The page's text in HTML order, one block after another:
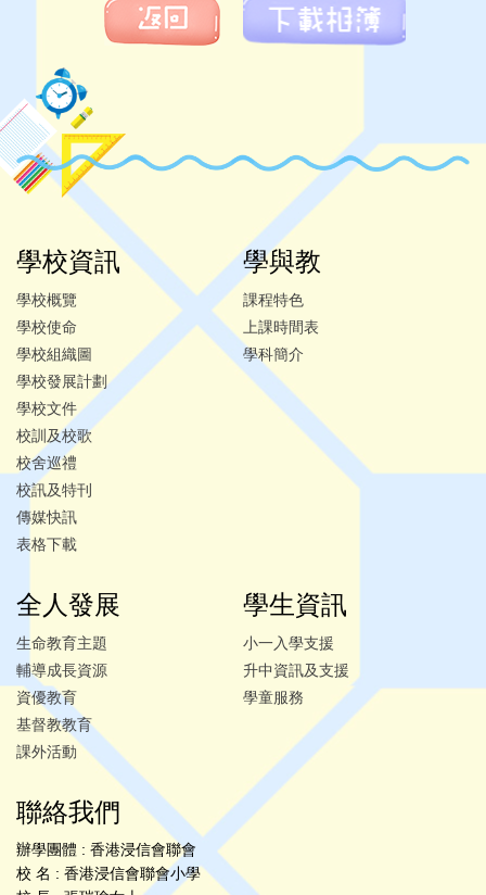
學校資訊
學校概覽
學校使命
學校組織圖
學校發展計劃
學校文件
校訓及校歌
校舍巡禮
校訊及特刊
傳媒快訊
表格下載
學與教
課程特色
上課時間表
學科簡介
全人發展
生命教育主題
輔導成長資源
資優教育
基督教教育
課外活動
學生資訊
小一入學支援
升中資訊及支援
學童服務
聯絡我們
辦學團體 : 香港浸信會聯會
校 名 : 香港浸信會聯會小學